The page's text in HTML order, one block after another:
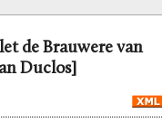
de Brauwere van
Duclos]